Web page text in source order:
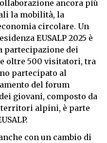
ancora più
la mobilità, la
circolare. Un
EUSALP 2025 è
partecipazione dei
oltre 500 visitatori, tra
partecipato al
del forum
giovani, composto da
alpini, è parte
con un cambio di